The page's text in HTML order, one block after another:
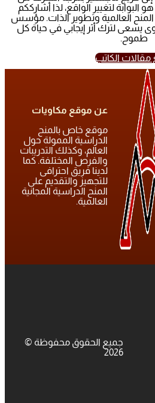
البوابة لتغيير الواقع، لذا أشارككم
العالمية وتطوير الذات. مؤسس
لترك أثر إيجابي في حياة كل
طموح.
مقالات الكاتب
عن موقع مكاويات
موقع خاص بالمنح
الدراسية الممولة حول
العالم، وكذلك التدريبات
والفرص المختلفة. كما
لدينا فريق احترافى
للتجهيز والتقديم على
المنح الدراسية المجانية
العالمية.
جميع الحقوق محفوظة ©
2026